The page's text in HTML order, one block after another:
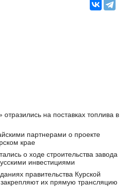
на поставках топлива в
партнерами о проекте
крае
о ходе строительства завода
инвестициями
правительства Курской
их прямую трансляцию